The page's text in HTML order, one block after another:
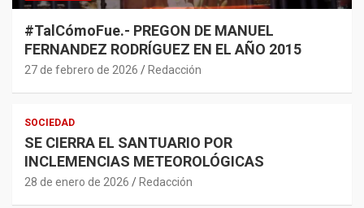
#TalCómoFue.- PREGON DE MANUEL
FERNANDEZ RODRÍGUEZ EN EL AÑO 2015
27 de febrero de 2026 Redacción
SOCIEDAD
SE CIERRA EL SANTUARIO POR
INCLEMENCIAS METEOROLÓGICAS
28 de enero de 2026 Redacción